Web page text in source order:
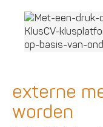
externe
worden